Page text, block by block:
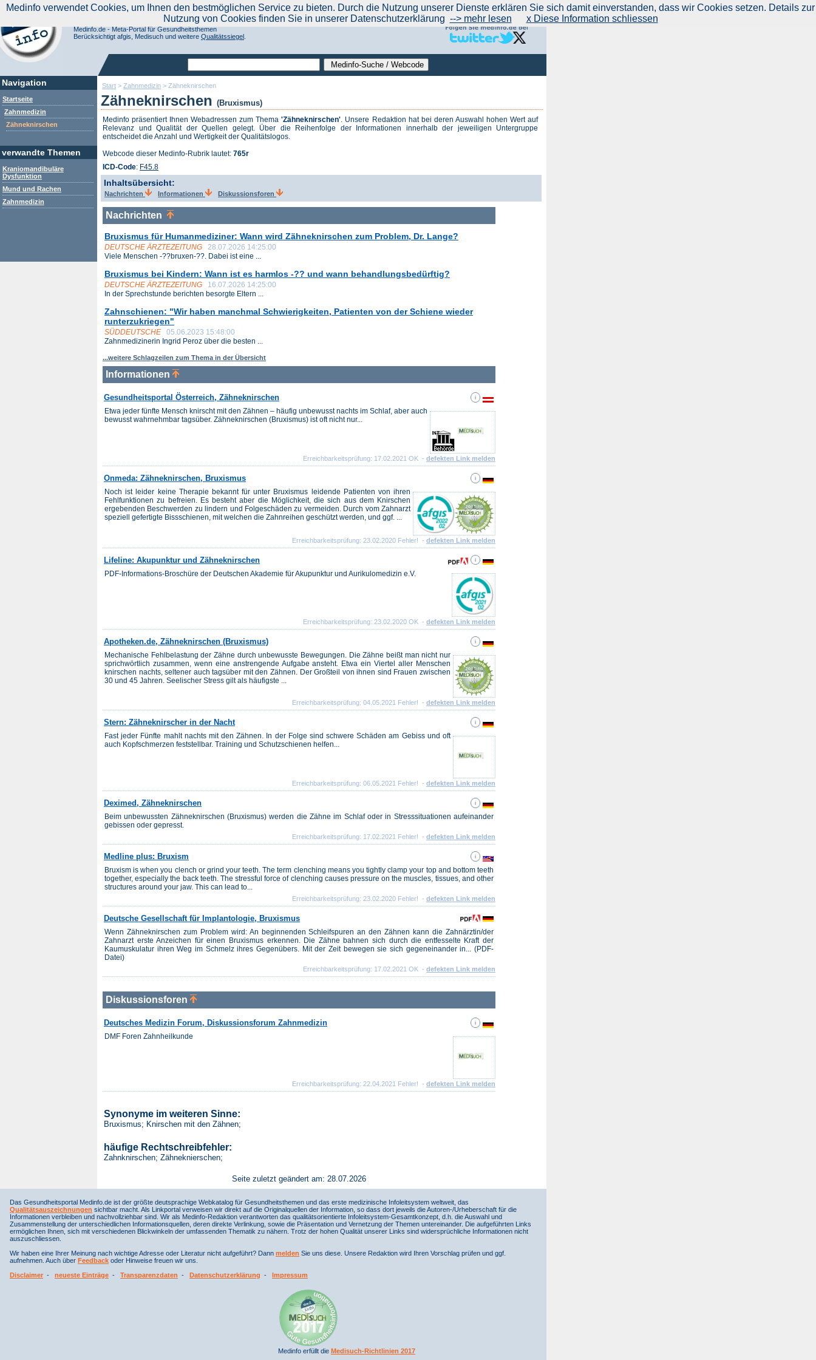
Start > Zahnmedizin > Zähneknirschen
Zähneknirschen (Bruxismus)
Medinfo präsentiert Ihnen Webadressen zum Thema'Zähneknirschen'. Unsere Redaktion hat bei deren Auswahl hohen Wert auf
Relevanz und Qualität der Quellen gelegt. Über die Reihenfolge der Informationen innerhalb der jeweiligen Untergruppe
entscheidet die Anzahl und Wertigkeit der Qualitätslogos.
Webcode dieser Medinfo-Rubrik lautet: 765r
ICD-Code: F45.8
Inhaltsübersicht:
Nachrichten Informationen Diskussionsforen
Nachrichten
Bruxismus für Humanmediziner: Wann wird Zähneknirschen zum Problem, Dr. Lange?
DEUTSCHE ÄRZTEZEITUNG
28.07.2026 14:25:00
Viele Menschen -??bruxen-??. Dabei ist eine ...
Bruxismus bei Kindern: Wann ist es harmlos -?? und wann behandlungsbedürftig?
DEUTSCHE ÄRZTEZEITUNG
16.07.2026 14:25:00
In der Sprechstunde berichten besorgte Eltern ...
Zahnschienen: "Wir haben manchmal Schwierigkeiten, Patienten von der Schiene wieder
runterzukriegen"
SÜDDEUTSCHE
05.06.2023 15:48:00
Zahnmedizinerin Ingrid Peroz über die besten ...
...weitere Schlagzeilen zum Thema in der Übersicht
Informationen
Gesundheitsportal Österreich, Zähneknirschen
Etwa jeder fünfte Mensch knirscht mit den Zähnen – häufig unbewusst nachts im Schlaf, aber auch
bewusst wahrnehmbar tagsüber. Zähneknirschen (Bruxismus) ist oft nicht nur...
Erreichbarkeitsprüfung: 17.02.2021 OK - defekten Link melden
Onmeda: Zähneknirschen, Bruxismus
Noch ist leider keine Therapie bekannt für unter Bruxismus leidende Patienten von ihren
Fehlfunktionen zu befreien. Es besteht aber die Möglichkeit, die sich aus dem Knirschen
ergebenden Beschwerden zu lindern und Folgeschäden zu vermeiden. Durch vom Zahnarzt
speziell gefertigte Bissschienen, mit welchen die Zahnreihen geschützt werden, und ggf. ...
Erreichbarkeitsprüfung: 23.02.2020 Fehler! - defekten Link melden
Lifeline: Akupunktur und Zähneknirschen
PDF-Informations-Broschüre der Deutschen Akademie für Akupunktur und Aurikulomedizin e.V.
Erreichbarkeitsprüfung: 23.02.2020 OK - defekten Link melden
Apotheken.de, Zähneknirschen (Bruxismus)
Mechanische Fehlbelastung der Zähne durch unbewusste Bewegungen. Die Zähne beißt man nicht nur
sprichwörtlich zusammen, wenn eine anstrengende Aufgabe ansteht. Etwa ein Viertel aller Menschen
knirschen nachts, seltener auch tagsüber mit den Zähnen. Der Großteil von ihnen sind Frauen zwischen
30 und 45 Jahren. Seelischer Stress gilt als häufigste ...
Erreichbarkeitsprüfung: 04.05.2021 Fehler! - defekten Link melden
Stern: Zähneknirscher in der Nacht
Fast jeder Fünfte mahlt nachts mit den Zähnen. In der Folge sind schwere Schäden am Gebiss und oft
auch Kopfschmerzen feststellbar. Training und Schutzschienen helfen...
Erreichbarkeitsprüfung: 06.05.2021 Fehler! - defekten Link melden
Deximed, Zähneknirschen
Beim unbewussten Zähneknirschen (Bruxismus) werden die Zähne im Schlaf oder in Stresssituationen aufeinander
gebissen oder gepresst.
Erreichbarkeitsprüfung: 17.02.2021 Fehler! - defekten Link melden
Medline plus: Bruxism
Bruxism is when you clench or grind your teeth. The term clenching means you tightly clamp your top and bottom teeth
together, especially the back teeth. The stressful force of clenching causes pressure on the muscles, tissues, and other
structures around your jaw. This can lead to...
Erreichbarkeitsprüfung: 23.02.2020 Fehler! - defekten Link melden
Deutsche Gesellschaft für Implantologie, Bruxismus
Wenn Zähneknirschen zum Problem wird: An beginnenden Schleifspuren an den Zähnen kann die Zahnärztin/der
Zahnarzt erste Anzeichen für einen Bruxismus erkennen. Die Zähne bahnen sich durch die entfesselte Kraft der
Kaumuskulatur ihren Weg im Schmelz ihres Gegenübers. Mit der Zeit bewegen sie sich gegeneinander in... (PDF-
Datei)
Erreichbarkeitsprüfung: 17.02.2021 OK - defekten Link melden
Diskussionsforen
Deutsches Medizin Forum, Diskussionsforum Zahnmedizin
DMF Foren Zahnheilkunde
Erreichbarkeitsprüfung: 22.04.2021 Fehler! - defekten Link melden
Synonyme im weiteren Sinne:
Bruxismus; Knirschen mit den Zähnen;
häufige Rechtschreibfehler:
Zahnknirschen; Zähneknierschen;
Seite zuletzt geändert am: 28.07.2026
Navigation
Startseite
Zahnmedizin
Zähneknirschen
verwandte Themen
Kraniomandibuläre
Dysfunktion
Mund und Rachen
Zahnmedizin
Aktuelle Nachrichten|Nachrichtentrend | werben auf Medinfo|Anbieter hinzufügen (Gratis!)|über Medinfo|Feedback
Suchen Sie noch oder Finden Sie schon?
Medinfo.de - Meta-Portal für Gesundheitsthemen
Berücksichtigt afgis, Medisuch und weitere Qualitätssiegel
Das Gesundheitsportal Medinfo.de ist der größte deutsprachige Webkatalog für Gesundheitsthemen und das erste medizinische Infoleitsystem weltweit, das
Qualitätsauszeichnungen sichtbar macht. Als Linkportal verweisen wir direkt auf die Originalquellen der Information, so dass dort jeweils die Autoren-/Urheberschaft für die
Informationen verbleiben und nachvollziehbar sind. Wir als Medinfo-Redaktion verantworten das qualitätsorientierte Infoleitsystem-Gesamtkonzept, d.h. die Auswahl und
Zusammenstellung der unterschiedlichen Informationsquellen, deren direkte Verlinkung, sowie die Präsentation und Vernetzung der Themen untereinander. Die aufgeführten Links
ermöglichen Ihnen, sich mit verschiedenen Blickwinkeln der umfassenden Thematik zu nähern. Trotz der hohen Qualität unserer Links sind widersprüchliche Informationen nicht
auszuschliessen.
Wir haben eine Ihrer Meinung nach wichtige Adresse oder Literatur nicht aufgeführt? Dann melden Sie uns diese. Unsere Redaktion wird Ihren Vorschlag prüfen und ggf.
aufnehmen. Auch über Feedback oder Hinweise freuen wir uns.
Disclaimer - neueste Einträge - Transparenzdaten - Datenschutzerklärung - Impressum
Medinfo erfüllt die Medisuch-Richtlinien 2017
Medinfo verwendet Cookies, um Ihnen den bestmöglichen Service zu bieten. Durch die Nutzung unserer Dienste erklären Sie sich damit einverstanden, dass wir Cookies setzen. Details zur
Nutzung von Cookies finden Sie in unserer Datenschutzerklärung --> mehr lesen x Diese Information schliessen